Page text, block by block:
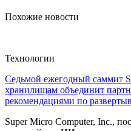
Похожие новости
Технологии
Седьмой ежегодный саммит
хранилищам объединит
рекомендациями по
Super Micro Computer, Inc.,